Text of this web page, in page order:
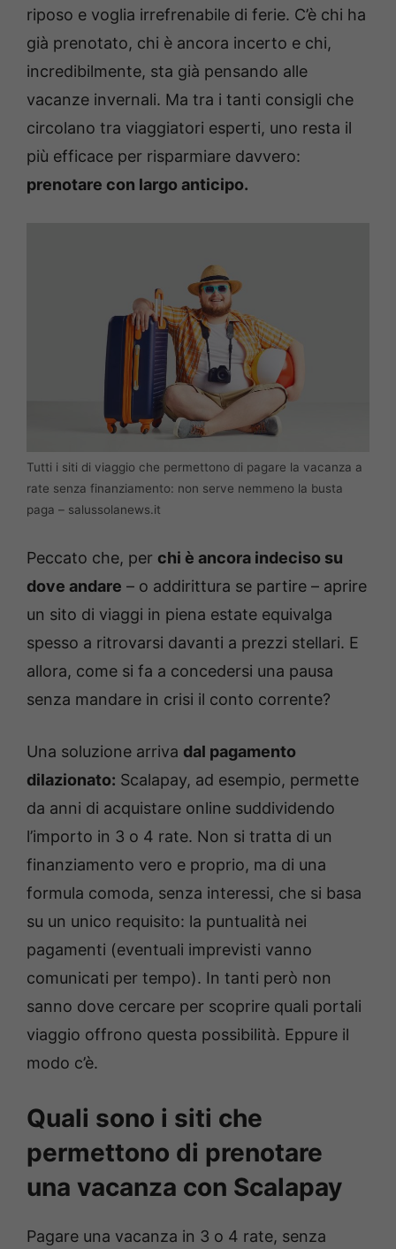
riposo e voglia irrefrenabile di ferie. C’è chi ha
già prenotato, chi è ancora incerto e chi,
incredibilmente, sta già pensando alle
vacanze invernali. Ma tra i tanti consigli che
circolano tra viaggiatori esperti, uno resta il
più efficace per risparmiare davvero:
prenotare con largo anticipo.
Tutti i siti di viaggio che permettono di pagare la vacanza a
rate senza finanziamento: non serve nemmeno la busta
paga – salussolanews.it
Peccato che, per chi è ancora indeciso su
dove andare – o addirittura se partire – aprire
un sito di viaggi in piena estate equivalga
spesso a ritrovarsi davanti a prezzi stellari. E
allora, come si fa a concedersi una pausa
senza mandare in crisi il conto corrente?
Una soluzione arriva dal pagamento
dilazionato: Scalapay, ad esempio, permette
da anni di acquistare online suddividendo
l’importo in 3 o 4 rate. Non si tratta di un
finanziamento vero e proprio, ma di una
formula comoda, senza interessi, che si basa
su un unico requisito: la puntualità nei
pagamenti (eventuali imprevisti vanno
comunicati per tempo). In tanti però non
sanno dove cercare per scoprire quali portali
viaggio offrono questa possibilità. Eppure il
modo c’è.
Quali sono i siti che
permettono di prenotare
una vacanza con Scalapay
Pagare una vacanza in 3 o 4 rate, senza